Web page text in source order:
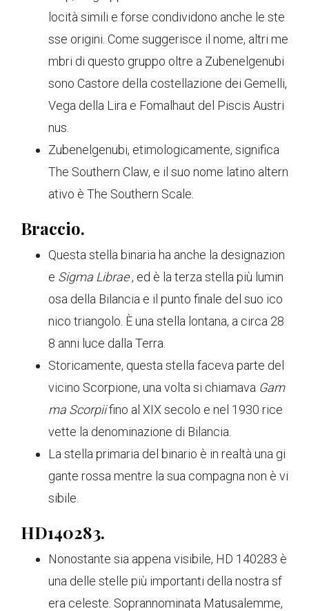
locità simili e forse condividono anche le ste
sse origini. Come suggerisce il nome, altri me
mbri di questo gruppo oltre a Zubenelgenubi
sono Castore della costellazione dei Gemelli,
Vega della Lira e Fomalhaut del Piscis Austri
nus.
Zubenelgenubi, etimologicamente, significa
The Southern Claw, e il suo nome latino altern
ativo è The Southern Scale.
Braccio.
Questa stella binaria ha anche la designazion
e Sigma Librae, ed è la terza stella più lumin
osa della Bilancia e il punto finale del suo ico
nico triangolo. È una stella lontana, a circa 28
8 anni luce dalla Terra.
Storicamente, questa stella faceva parte del
vicino Scorpione, una volta si chiamava Gam
ma Scorpiifino al XIX secolo e nel 1930 rice
vette la denominazione di Bilancia.
La stella primaria del binario è in realtà una gi
gante rossa mentre la sua compagna non è vi
sibile.
HD140283.
Nonostante sia appena visibile, HD 140283 è
una delle stelle più importanti della nostra sf
era celeste. Soprannominata Matusalemme,